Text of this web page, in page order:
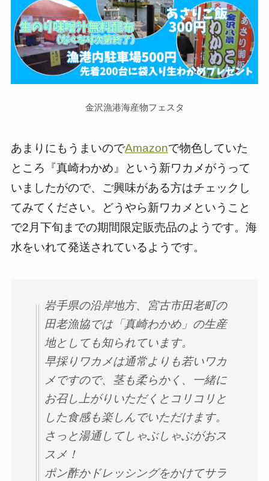
金沢漁港海産物フェスタ
あまりにもうまいのでAmazonで物色していた
ところ『真崎わかめ』という新ワカメがうって
いましたがので、ご興味がある方はチェックし
てみてください。どうやら新ワカメということ
で2月下旬までの期間限定販売品のようです。海
水をいれて発送されているようです。
岩手県の沿岸地方、宮古市田老町の
田老漁協では「真崎わかめ」の生産
地としても知られています。
早採りワカメは通常よりも若いワカ
メですので、茎も柔らかく、一緒に
お召し上がりいただくとコリコリと
した食感も楽しんでいただけます。
さっと湯通してしゃぶしゃぶがおス
スメ！
ポン酢かドレッシングをかけてサラ